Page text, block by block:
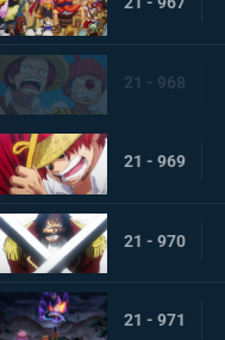
21 - 968
21 - 969
21 - 970
21 - 971